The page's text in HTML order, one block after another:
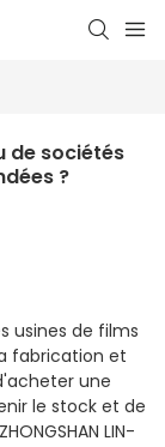
de sociétés
?
usines de films
fabrication et
une
le stock et de
LIN-